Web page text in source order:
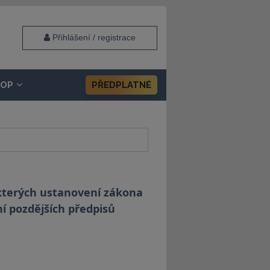
Přihlášení / registrace
PŘEDPLATNÉ
ustanovení zákona
pozdějších předpisů